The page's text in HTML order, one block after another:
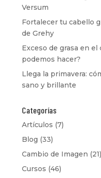
Versum
Fortalecer tu cabello
de Grehy
Exceso de grasa en el
podemos hacer?
Llega la primavera:
sano y brillante
Categorías
Artículos (7)
Blog (33)
Cambio de Imagen (21)
Cursos (46)